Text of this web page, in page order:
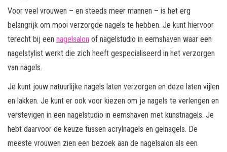
Voor veel vrouwen – en steeds meer mannen – is het erg
belangrijk om mooi verzorgde nagels te hebben. Je kunt hiervoor
terecht bij een nagelsalon of nagelstudio in eemshaven waar een
nagelstylist werkt die zich heeft gespecialiseerd in het verzorgen
van nagels.
Je kunt jouw natuurlijke nagels laten verzorgen en deze laten vijlen
en lakken. Je kunt er ook voor kiezen om je nagels te verlengen en
verstevigen in een nagelstudio in eemshaven met kunstnagels. Je
hebt daarvoor de keuze tussen acrylnagels en gelnagels. De
meeste vrouwen zien een bezoek aan de nagelsalon als een